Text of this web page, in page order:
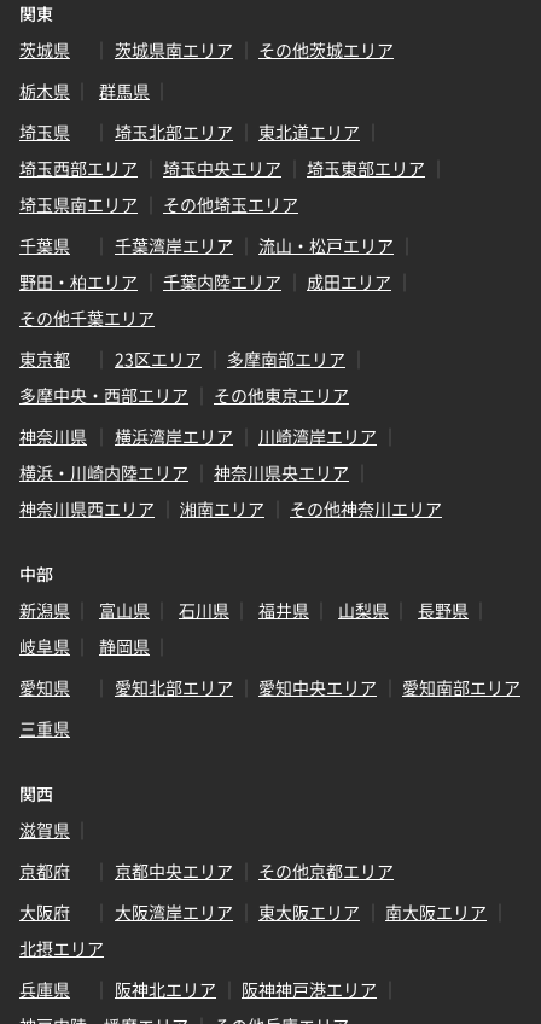
関東
茨城県
茨城県南エリア
その他茨城エリア
栃木県
群馬県
埼玉県
埼玉北部エリア
東北道エリア
埼玉西部エリア
埼玉中央エリア
埼玉東部エリア
埼玉県南エリア
その他埼玉エリア
千葉県
千葉湾岸エリア
流山・松戸エリア
野田・柏エリア
千葉内陸エリア
成田エリア
その他千葉エリア
東京都
23区エリア
多摩南部エリア
多摩中央・西部エリア
その他東京エリア
神奈川県
横浜湾岸エリア
川崎湾岸エリア
横浜・川崎内陸エリア
神奈川県央エリア
神奈川県西エリア
湘南エリア その他神奈川エリア
中部
新潟県
富山県 石川県 福井県 山梨県
長野県
岐阜県
静岡県
愛知県
愛知北部エリア 愛知中央エリア
愛知南部エリア
三重県
関西
滋賀県
京都府
京都中央エリア
その他京都エリア
大阪府
大阪湾岸エリア 東大阪エリア
南大阪エリア
北摂エリア
兵庫県
阪神北エリア
阪神神戸港エリア